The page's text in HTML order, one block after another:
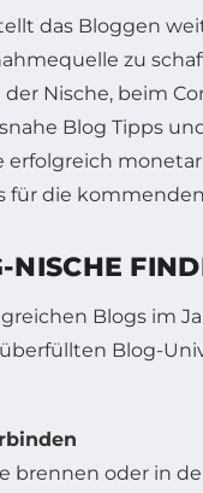
das Bloggen
zu
Nische, beim
Blog Tipps
die
NISCHE
Blogs im
Blog-
brennen oder in